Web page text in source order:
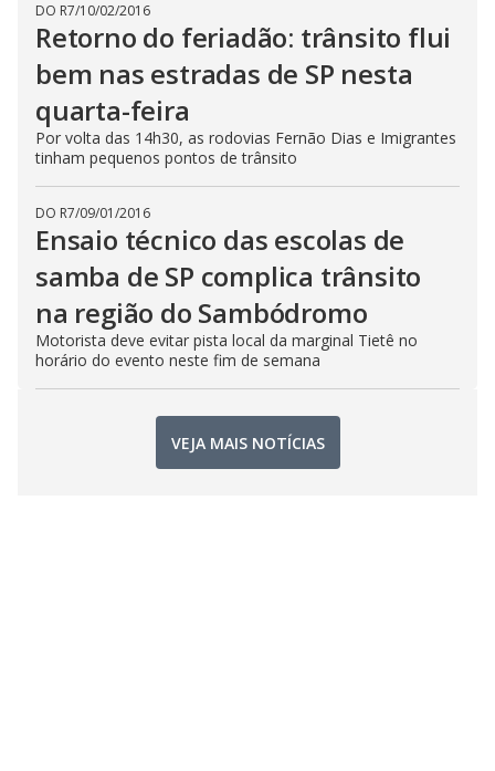
DO R7/10/02/2016
Retorno do feriadão: trânsito flui
bem nas estradas de SP nesta
quarta-feira
Por volta das 14h30, as rodovias Fernão Dias e Imigrantes
tinham pequenos pontos de trânsito
DO R7/09/01/2016
Ensaio técnico das escolas de
samba de SP complica trânsito
na região do Sambódromo
Motorista deve evitar pista local da marginal Tietê no
horário do evento neste fim de semana
VEJA MAIS NOTÍCIAS